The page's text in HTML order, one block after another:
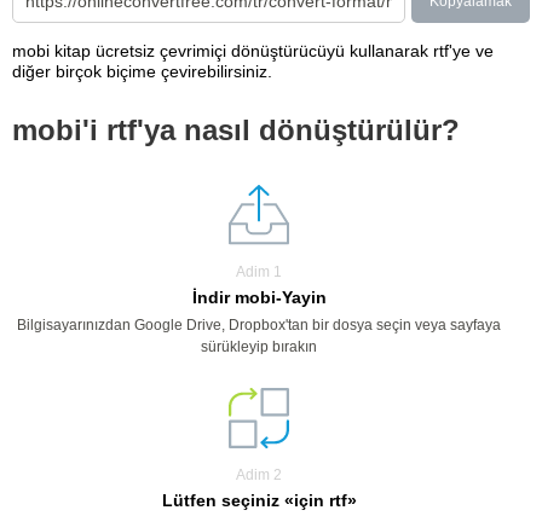
mobi kitap ücretsiz çevrimiçi dönüştürücüyü kullanarak rtf'ye ve
diğer birçok biçime çevirebilirsiniz.
mobi'i rtf'ya nasıl dönüştürülür?
Adim 1
İndir mobi-Yayin
Bilgisayarınızdan Google Drive, Dropbox'tan bir dosya seçin veya sayfaya
sürükleyip bırakın
Adim 2
Lütfen seçiniz «için rtf»